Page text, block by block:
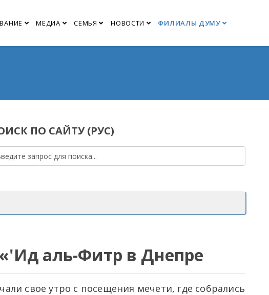
МЕДИА СЕМЬЯ НОВОСТИ
ФИЛИАЛЫ ДУМУ
ПО САЙТУ (РУС)
аль-Фитр в Днепре
свое утро с посещения мечети, где собрались